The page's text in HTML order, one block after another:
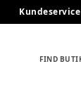
Kundeservice
FIND